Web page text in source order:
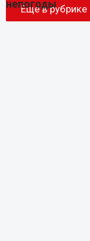
Еще в рубрике